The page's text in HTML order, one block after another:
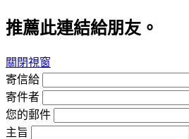
推薦此連結給朋友。
關閉視窗
寄信給
寄件者
您的郵件
主旨